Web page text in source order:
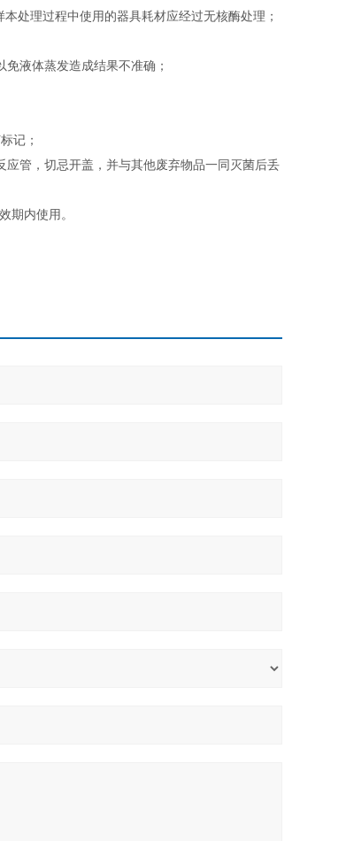
处理过程中使用的器具耗材应经过无核酶处理；
液体蒸发造成结果不准确；
记；
管，切忌开盖，并与其他废弃物品一同灭菌后丢
期内使用。